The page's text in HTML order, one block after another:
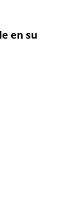
en su